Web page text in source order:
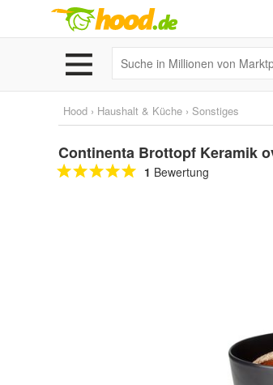
Hood › Haushalt & Küche › Sonstiges
Continenta Brottopf Keramik
1 Bewertung